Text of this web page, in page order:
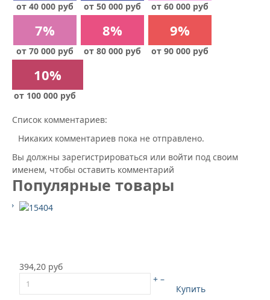
от 40 000 руб от 50 000 руб от 60 000 руб
7%
от 70 000 руб
8%
от 80 000 руб
9%
от 90 000 руб
10%
от 100 000 руб
Список комментариев:
Никаких комментариев пока не отправлено.
Вы должны зарегистрироваться или войти под своим
именем, чтобы оставить комментарий
Популярные товары
394,20 руб
+ –
Купить